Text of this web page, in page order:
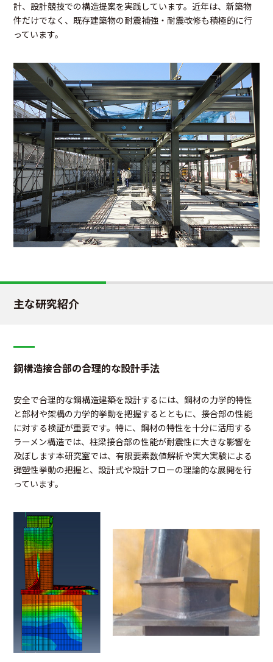
計、設計競技での構造提案を実践しています。近年は、新築物
件だけでなく、既存建築物の耐震補強・耐震改修も積極的に行
っています。
主な研究紹介
鋼構造接合部の合理的な設計手法
安全で合理的な鋼構造建築を設計するには、鋼材の力学的特性
と部材や架構の力学的挙動を把握するとともに、接合部の性能
に対する検証が重要です。特に、鋼材の特性を十分に活用する
ラーメン構造では、柱梁接合部の性能が耐震性に大きな影響を
及ぼします本研究室では、有限要素数値解析や実大実験による
弾塑性挙動の把握と、設計式や設計フローの理論的な展開を行
っています。